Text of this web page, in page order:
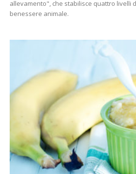
allevamento", che stabilisce quattro livelli
benessere animale.